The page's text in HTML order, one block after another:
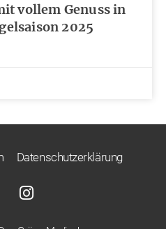
vollem Genuss in
2025
Datenschutzerklärung